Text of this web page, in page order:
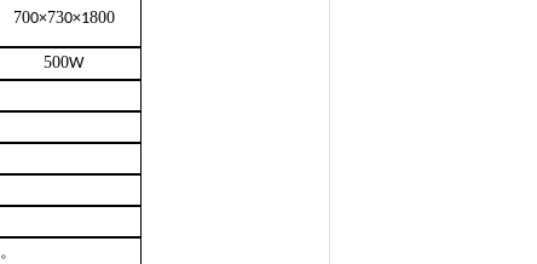
700×730×1800
500W
。